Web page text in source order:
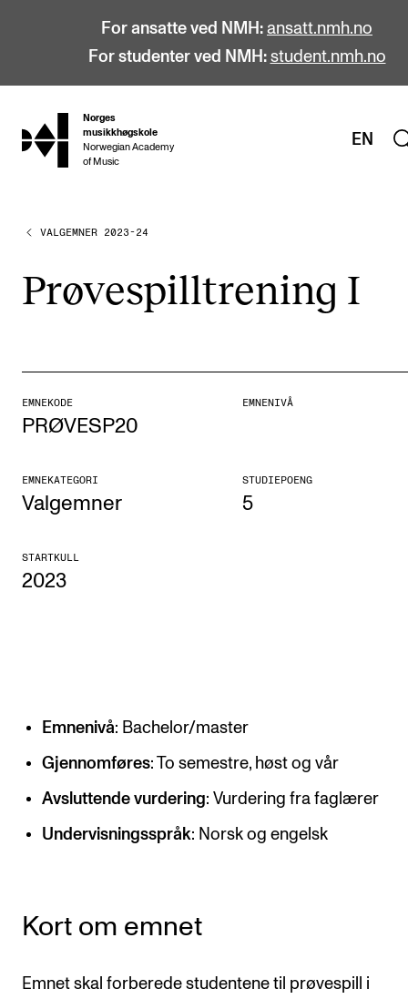
For ansatte ved NMH: ansatt.nmh.no
For studenter ved NMH: student.nmh.no
hjem
Norges
musikkhøgskole
Norwegian Academy
of Music
EN
STUDIER
Bachelor
Doktorgrad
Årsstudium og videreutdanning
Etterutdanning og kurs
Søknad og opptak
FORSKNING
CERM
CREMAH
Publikasjoner
INTERNASJONALT
VALGEMNER 2023-24
Prøve­spill­tre­ning I
EMNEKODE
PRØVESP20
EMNENIVÅ
EMNEKATEGORI
Valgemner
STUDIEPOENG
5
STARTKULL
2023
Emnenivå: Bachelor/master
Gjennomføres: To semestre, høst og vår
Avsluttende vurdering: Vurdering fra faglærer
Undervisningsspråk: Norsk og engelsk
Kort om emnet
Emnet skal forberede studentene til prøvespill i